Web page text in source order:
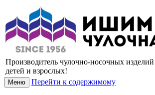
Купить носки и колготки
производителя
Производитель чулочно-носочных изделий
детей и взрослых!
Меню Перейти к содержимому